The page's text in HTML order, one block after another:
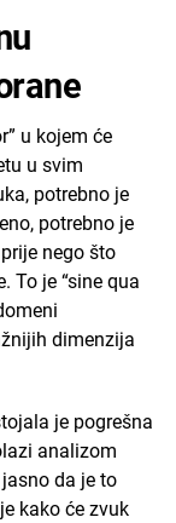
u kojem će
u svim
potrebno je
potrebno je
nego što
To je “sine qua
dimenzija
je pogrešna
analizom
da je to
kako će zvuk